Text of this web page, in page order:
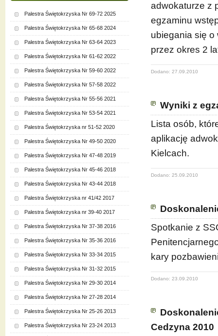
adwokaturze z
egzaminu
ubiegania się o
przez okres 2
Dodano: 27.09.2010
Wyniki z
Lista osób,
aplikację
Kielcach.
Dodano: 25.09.2010
Spotkanie z
kary
Dodano: 23.09.2010
Cedzyna 2010
Palestra Świętokrzyska Nr 69-72 2025
Palestra Świętokrzyska Nr 65-68 2024
Palestra Świętokrzyska Nr 63-64 2023
Palestra Świętokrzyska Nr 61-62 2022
Palestra Świętokrzyska Nr 59-60 2022
Palestra Świętokrzyska Nr 57-58 2022
Palestra Świętokrzyska Nr 55-56 2021
Palestra Świętokrzyska Nr 53-54 2021
Palestra Świętokrzyska nr 51-52 2020
Palestra Świętokrzyska Nr 49-50 2020
Palestra Świętokrzyska Nr 47-48 2019
Palestra Świętokrzyska Nr 45-46 2018
Palestra Świętokrzyska Nr 43-44 2018
Palestra Świętokrzyska nr 41/42 2017
Palestra Świętokrzyska nr 39-40 2017
Palestra Świętokrzyska Nr 37-38 2016
Palestra Świętokrzyska Nr 35-36 2016
Palestra Świętokrzyska Nr 33-34 2015
Palestra Świętokrzyska Nr 31-32 2015
Palestra Świętokrzyska Nr 29-30 2014
Palestra Świętokrzyska Nr 27-28 2014
Palestra Świętokrzyska Nr 25-26 2013
Palestra Świętokrzyska Nr 23-24 2013